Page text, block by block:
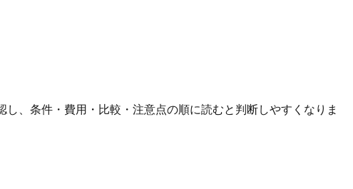
、条件・費用・比較・注意点の順に読むと判断しやすくなりま